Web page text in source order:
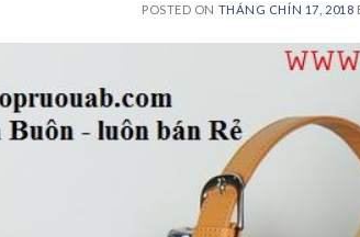
POSTED ON THÁNG CHÍN 17, 2018